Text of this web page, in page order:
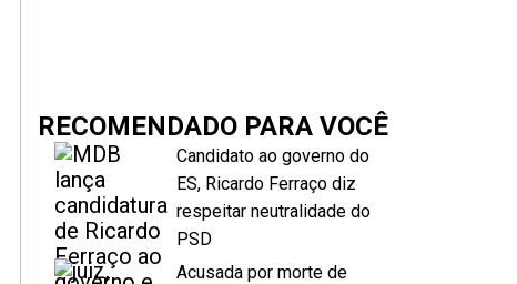
RECOMENDADO PARA VOCÊ
Candidato ao governo do
ES, Ricardo Ferraço diz
respeitar neutralidade do
PSD
Acusada por morte de